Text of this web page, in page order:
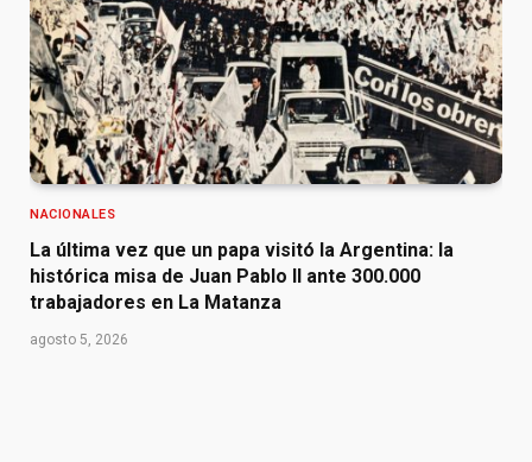
NACIONALES
La última vez que un papa visitó la Argentina: la
histórica misa de Juan Pablo II ante 300.000
trabajadores en La Matanza
agosto 5, 2026